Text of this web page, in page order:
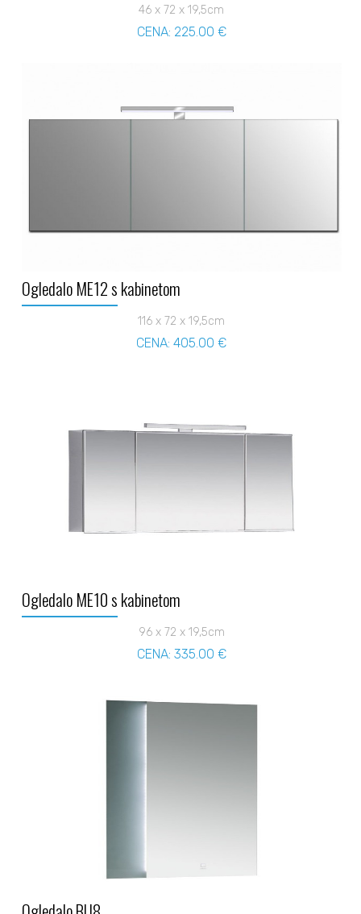
46 x 72 x 19,5cm
CENA: 225.00 €
Ogledalo ME12 s kabinetom
116 x 72 x 19,5cm
CENA: 405.00 €
Ogledalo ME10 s kabinetom
96 x 72 x 19,5cm
CENA: 335.00 €